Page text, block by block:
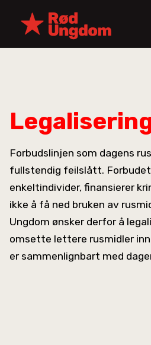
Forbudslinjen som dagens
fullstendig feilslått.
enkeltindivider, finansierer
ikke å få ned bruken av
Ungdom ønsker derfor å
omsette lettere rusmidler
er sammenlignbart med